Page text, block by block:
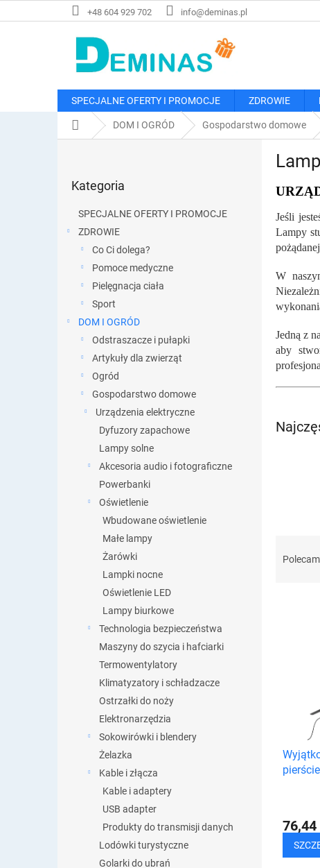
do
+48 604 929 702 info@deminas.pl
SPECJALNE OFERTY I PROMOCJE ZDROWIE
Home DOM I OGRÓD Gospodarstwo domowe
kategorie
Kategoria
SPECJALNE OFERTY I PROMOCJE
ZDROWIE
Co Ci dolega?
Pomoce medyczne
Pielęgnacja ciała
Sport
DOM I OGRÓD
Odstraszacze i pułapki
Artykuły dla zwierząt
Ogród
Gospodarstwo domowe
Urządzenia elektryczne
Dyfuzory zapachowe
Lampy solne
Akcesoria audio i fotograficzne
Powerbanki
Oświetlenie
Wbudowane oświetlenie
Małe lampy
Żarówki
Lampki nocne
Oświetlenie LED
Lampy biurkowe
Technologia bezpieczeństwa
Maszyny do szycia i hafciarki
Termowentylatory
Klimatyzatory i schładzacze
Ostrzałki do noży
Elektronarzędzia
Sokowirówki i blendery
Żelazka
Kable i złącza
Kable i adaptery
USB adapter
Produkty do transmisji danych
Lodówki turystyczne
Golarki do ubrań
Jeśli
Lampy
W
Jedną z
aby
w76,44